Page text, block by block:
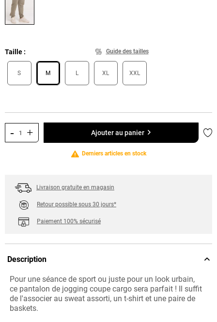
Taille Guide des tailles
S M L XL XXL
- + Ajouter au panier
Derniers articles en stock
Livraison gratuite en magasin
Retour possible sous 30 jours*
Paiement 100% sécurisé
Description
Pour une séance de sport ou juste pour un look urbain,
ce pantalon de jogging coupe cargo sera parfait ! Il suffit
de l'associer au sweat assorti, un t-shirt et une paire de
baskets.